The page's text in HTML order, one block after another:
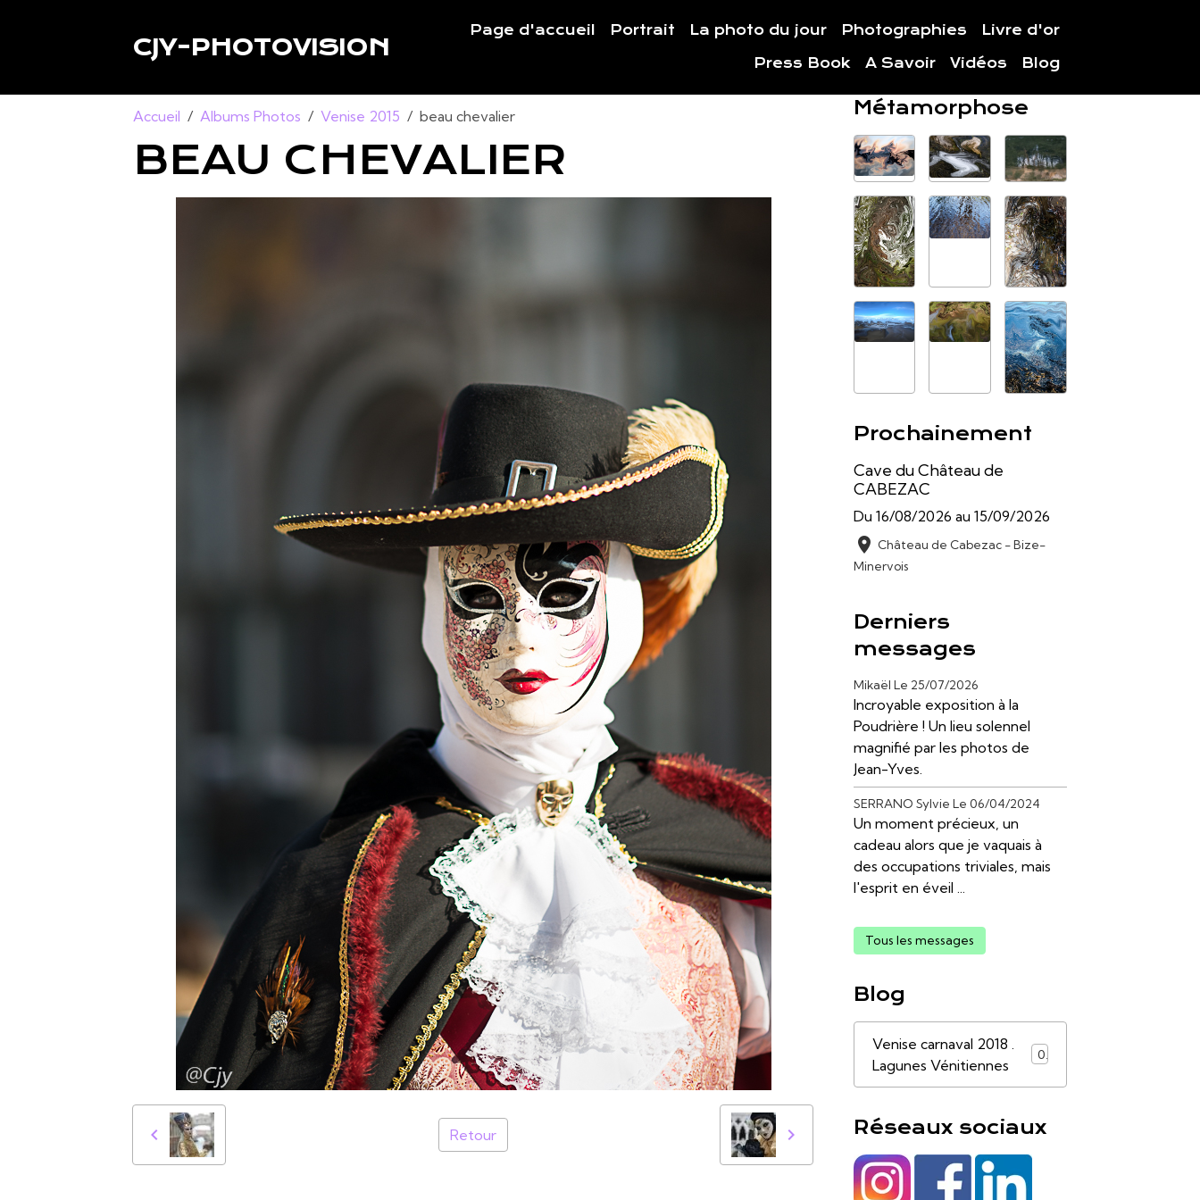
CJY-PHOTOVISION
Page d'accueil Portrait La photo du jour Photographies Livre d'or
Press Book A Savoir Vidéos Blog
Accueil Albums Photos Venise 2015 beau chevalier
BEAU CHEVALIER
Retour
Métamorphose
Prochainement
Cave du Château de
CABEZAC
Du 16/08/2026 au 15/09/2026
Château de Cabezac - Bize-
Minervois
Derniers
messages
Mikaël Le 25/07/2026
Incroyable exposition à la
Poudrière ! Un lieu solennel
magnifié par les photos de
Jean-Yves.
SERRANO Sylvie Le 06/04/2024
Un moment précieux, un
cadeau alors que je vaquais à
des occupations triviales, mais
l'esprit en éveil ...
Tous les messages
Blog
Venise carnaval 2018 .
Lagunes Vénitiennes
0
Réseaux sociaux